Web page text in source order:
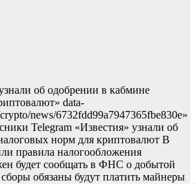
об одобрении в кабмине
data-
news/6732fdd99a7947365fbe830e»
Telegram «Известия» узнали об
норм для криптовалют В
правила налогообложения
будет сообщать в ФНС о добытой
обязаны будут платить майнеры